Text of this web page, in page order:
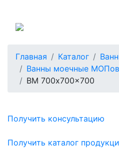
Главная Каталог
Ванны моечные
ВМ 700x700x700
Получить консультацию
Получить каталог